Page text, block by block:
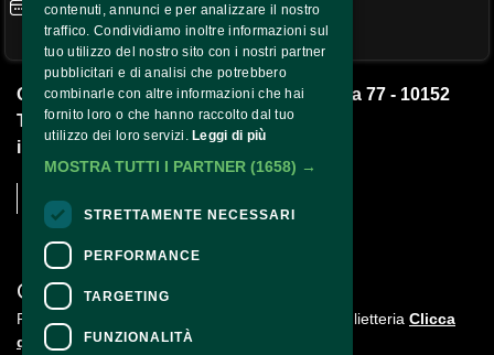
Giovedì 22Aprile 2027 Ore 21:00
Acquista
Q77 Impresa Sociale S.r.l. - Corso Brescia 77 - 10152
Torino -
info@qsettantasette.com
CONTATTI
Per informazioni e supporto all'acquisto della biglietteria Clicca
qui
contenuti, annunci e per analizzare il nostro
traffico. Condividiamo inoltre informazioni sul
tuo utilizzo del nostro sito con i nostri partner
pubblicitari e di analisi che potrebbero
combinarle con altre informazioni che hai
fornito loro o che hanno raccolto dal tuo
utilizzo dei loro servizi. Leggi di più
MOSTRA TUTTI I PARTNER (1658) →
STRETTAMENTE NECESSARI
PERFORMANCE
TARGETING
FUNZIONALITÀ